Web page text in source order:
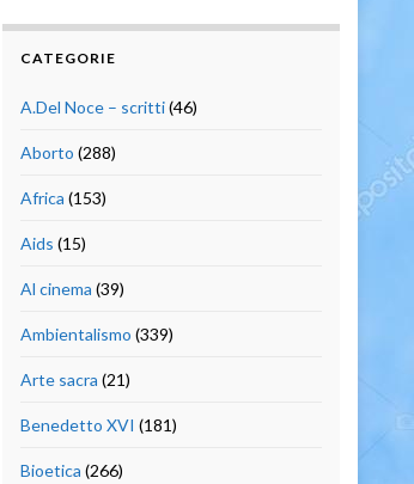
CATEGORIE
A.Del Noce – scritti(46)
Aborto (288)
Africa (153)
Aids (15)
Al cinema (39)
Ambientalismo (339)
Arte sacra (21)
Benedetto XVI (181)
Bioetica (266)